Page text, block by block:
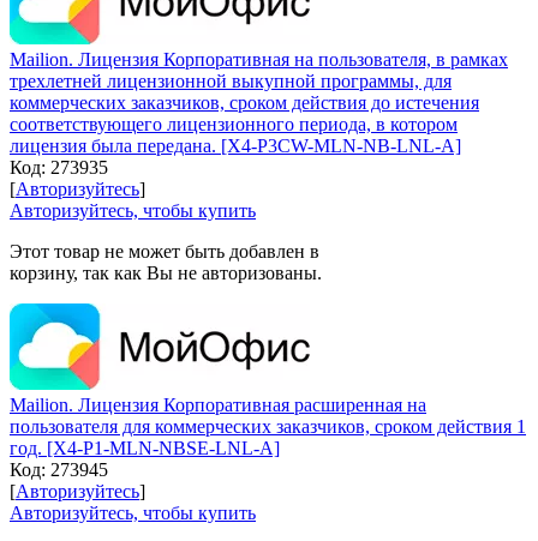
Mailion. Лицензия Корпоративная на пользователя, в рамках
трехлетней лицензионной выкупной программы, для
коммерческих заказчиков, сроком действия до истечения
соответствующего лицензионного периода, в котором
лицензия была передана. [X4-P3CW-MLN-NB-LNL-A]
Код: 273935
[Авторизуйтесь]
Авторизуйтесь, чтобы купить
Этот товар не может быть добавлен в
корзину, так как Вы не авторизованы.
Mailion. Лицензия Корпоративная расширенная на
пользователя для коммерческих заказчиков, сроком действия 1
год. [X4-P1-MLN-NBSE-LNL-A]
Код: 273945
[Авторизуйтесь]
Авторизуйтесь, чтобы купить